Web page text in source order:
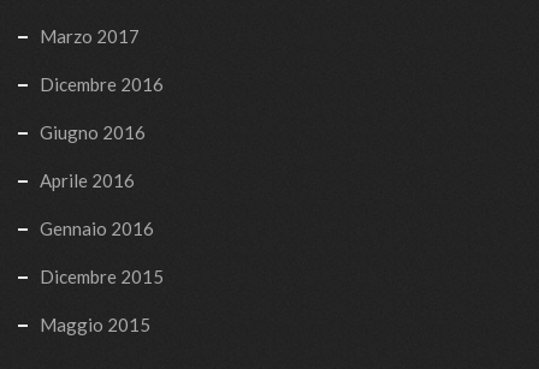
Marzo 2017
Dicembre 2016
Giugno 2016
Aprile 2016
Gennaio 2016
Dicembre 2015
Maggio 2015